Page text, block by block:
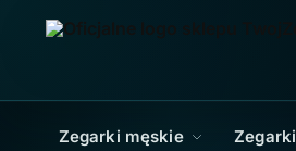
Zegarki męskie